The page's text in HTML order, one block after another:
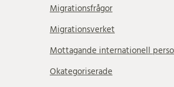
Migrationsfrågor
Migrationsverket
Mottagande internationell
Okategoriserade